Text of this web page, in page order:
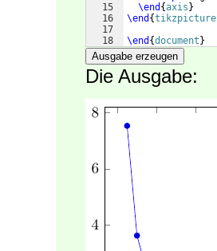
15
16
17
18
\end {axis }
\end {tikzpicture
\end {document }
Ausgabe erzeugen
Die Ausgabe: